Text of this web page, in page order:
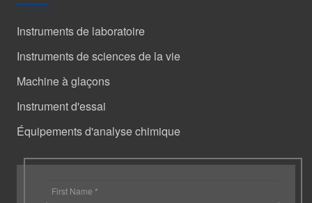
Instruments de laboratoire
Instruments de sciences de la vie
Machine à glaçons
Instrument d'essai
Équipements d'analyse chimique